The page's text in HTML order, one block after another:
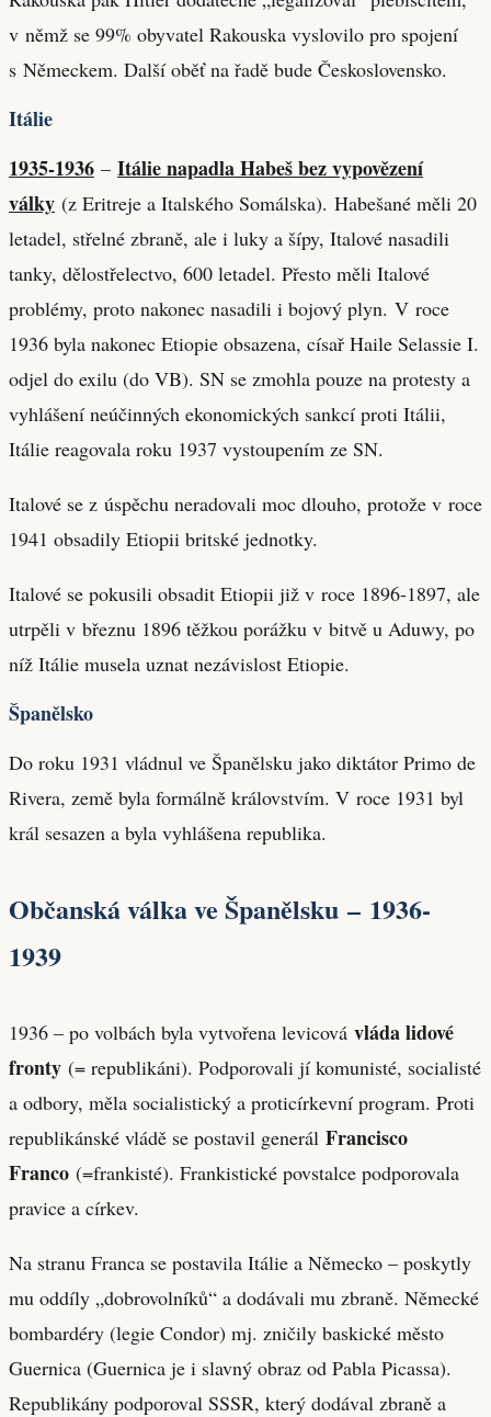
v němž se 99% obyvatel Rakouska vyslovilo pro spojení
s Německem. Další oběť na řadě bude Československo.
Itálie
1935-1936 – Itálie napadla Habeš bez vypovězení
války (z Eritreje a Italského Somálska). Habešané měli 20
letadel, střelné zbraně, ale i luky a šípy, Italové nasadili
tanky, dělostřelectvo, 600 letadel. Přesto měli Italové
problémy, proto nakonec nasadili i bojový plyn. V roce
1936 byla nakonec Etiopie obsazena, císař Haile Selassie I.
odjel do exilu (do VB). SN se zmohla pouze na protesty a
vyhlášení neúčinných ekonomických sankcí proti Itálii,
Itálie reagovala roku 1937 vystoupením ze SN.
Italové se z úspěchu neradovali moc dlouho, protože v roce
1941 obsadily Etiopii britské jednotky.
Italové se pokusili obsadit Etiopii již v roce 1896-1897, ale
utrpěli v březnu 1896 těžkou porážku v bitvě u Aduwy, po
níž Itálie musela uznat nezávislost Etiopie.
Španělsko
Do roku 1931 vládnul ve Španělsku jako diktátor Primo de
Rivera, země byla formálně královstvím. V roce 1931 byl
král sesazen a byla vyhlášena republika.
Občanská válka ve Španělsku – 1936-
1939
1936 – po volbách byla vytvořena levicová vláda lidové
fronty (= republikáni). Podporovali jí komunisté, socialisté
a odbory, měla socialistický a proticírkevní program. Proti
republikánské vládě se postavil generál Francisco
Franco (=frankisté). Frankistické povstalce podporovala
pravice a církev.
Na stranu Franca se postavila Itálie a Německo – poskytly
mu oddíly „dobrovolníků“ a dodávali mu zbraně. Německé
bombardéry (legie Condor) mj. zničily baskické město
Guernica (Guernica je i slavný obraz od Pabla Picassa).
Republikány podporoval SSSR, který dodával zbraně a